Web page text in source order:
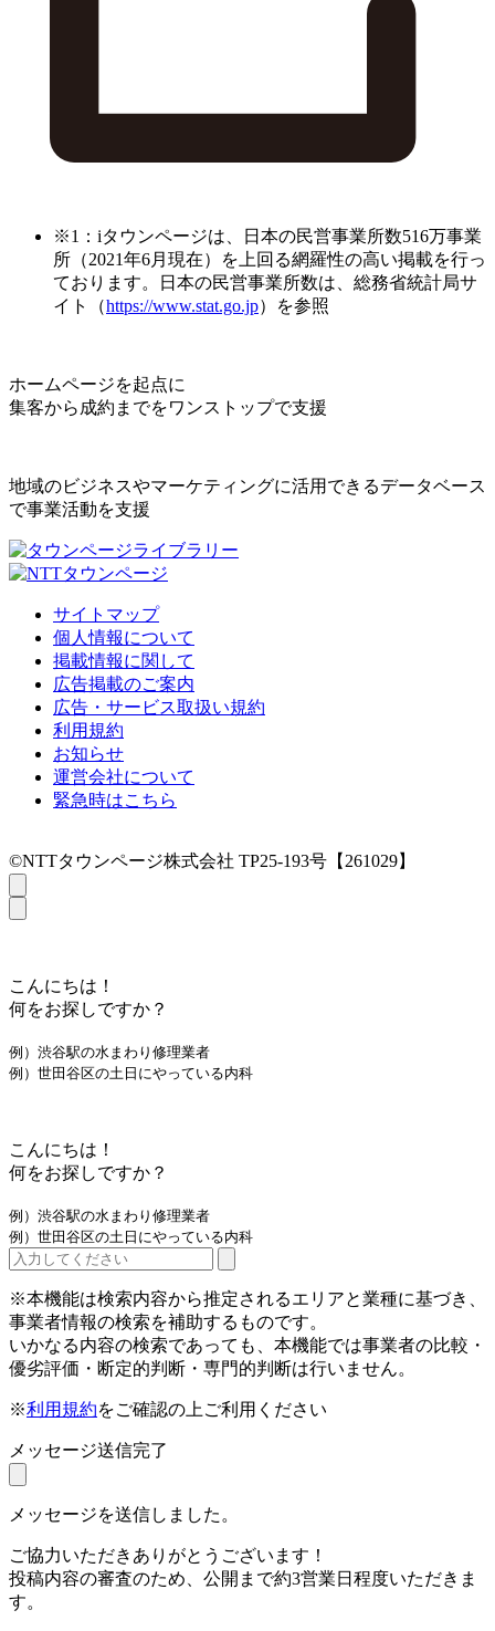
※1：iタウンページは、日本の民営事業所数516万事業
所（2021年6月現在）を上回る網羅性の高い掲載を行っ
ております。日本の民営事業所数は、総務省統計局サ
イト（https://www.stat.go.jp）を参照
ホームページを起点に
集客から成約までをワンストップで支援
地域のビジネスやマーケティングに活用できるデータベース
で事業活動を支援
サイトマップ
個人情報について
掲載情報に関して
広告掲載のご案内
広告・サービス取扱い規約
利用規約
お知らせ
運営会社について
緊急時はこちら
©NTTタウンページ株式会社 TP25-193号【261029】
こんにちは！
何をお探しですか？
例）渋谷駅の水まわり修理業者
例）世田谷区の土日にやっている内科
こんにちは！
何をお探しですか？
例）渋谷駅の水まわり修理業者
例）世田谷区の土日にやっている内科
※本機能は検索内容から推定されるエリアと業種に基づき、
事業者情報の検索を補助するものです。
いかなる内容の検索であっても、本機能では事業者の比較・
優劣評価・断定的判断・専門的判断は行いません。
※利用規約をご確認の上ご利用ください
メッセージ送信完了
メッセージを送信しました。
ご協力いただきありがとうございます！
投稿内容の審査のため、公開まで約3営業日程度いただきま
す。